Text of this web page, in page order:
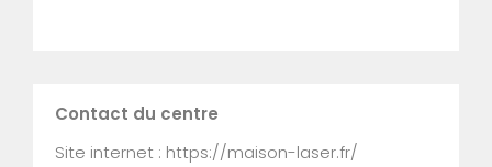
Contact du centre
Site internet : https://maison-laser.fr/